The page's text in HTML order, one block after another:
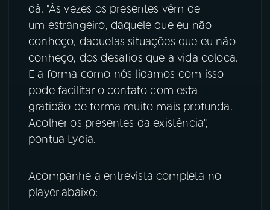
dá. "Às vezes os presentes vêm de
um estrangeiro, daquele que eu não
conheço, daquelas situações que eu não
conheço, dos desafios que a vida coloca.
E a forma como nós lidamos com isso
pode facilitar o contato com esta
gratidão de forma muito mais profunda.
Acolher os presentes da existência",
pontua Lydia.
Acompanhe a entrevista completa no
player abaixo: